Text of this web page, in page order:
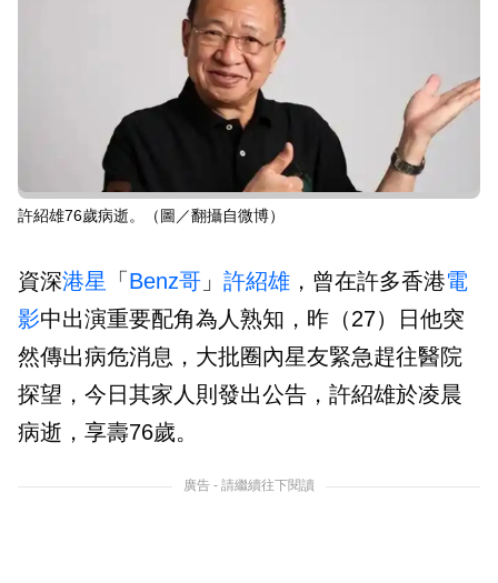
許紹雄76歲病逝。（圖／翻攝自微博）
資深港星 「 Benz哥 」 許紹雄 ，曾在許多香港電
影中出演重要配角為人熟知，昨（27）日他突
然傳出病危消息，大批圈內星友緊急趕往醫院
探望，今日其家人則發出公告，許紹雄於凌晨
病逝，享壽76歲。
廣告 - 請繼續往下閱讀